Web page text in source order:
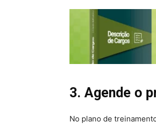
3. Agende o
No plano de